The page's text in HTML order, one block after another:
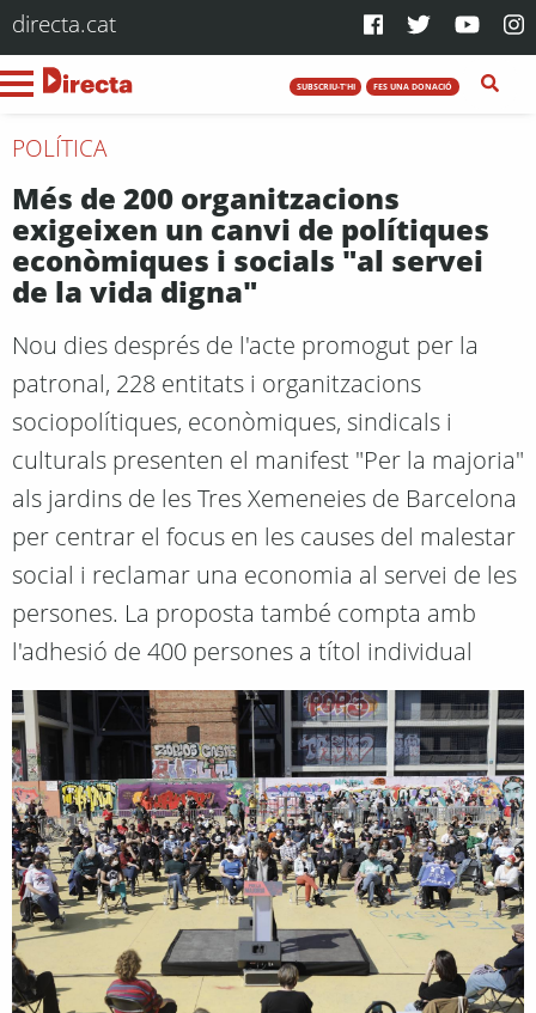
directa.cat
SUBSCRIU-T'HI FES UNA DONACIÓ
POLÍTICA
Més de 200 organitzacions
exigeixen un canvi de polítiques
econòmiques i socials "al servei
de la vida digna"
Nou dies després de l'acte promogut per la
patronal, 228 entitats i organitzacions
sociopolítiques, econòmiques, sindicals i
culturals presenten el manifest "Per la majoria"
als jardins de les Tres Xemeneies de Barcelona
per centrar el focus en les causes del malestar
social i reclamar una economia al servei de les
persones. La proposta també compta amb
l'adhesió de 400 persones a títol individual